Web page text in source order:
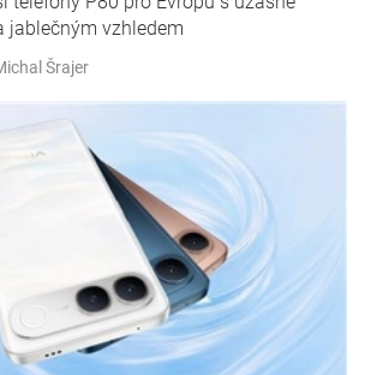
jablečným vzhledem
Šrajer